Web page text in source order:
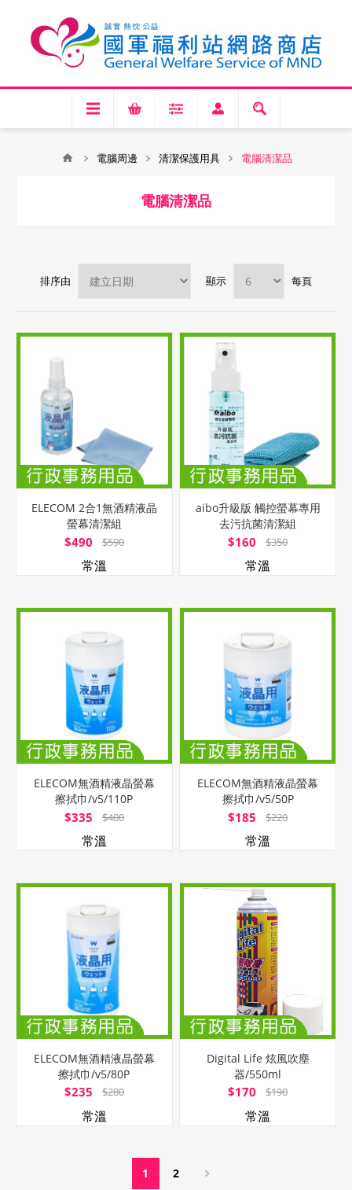
電腦周邊 清潔保護用具 電腦清潔品
電腦清潔品
排序由 顯示 每頁
ELECOM 2合1無酒精液晶
螢幕清潔組
$490 $590
常溫
aibo升級版 觸控螢幕專用
去污抗菌清潔組
$160 $350
常溫
ELECOM無酒精液晶螢幕
擦拭巾/v5/110P
$335 $400
常溫
ELECOM無酒精液晶螢幕
擦拭巾/v5/50P
$185 $220
常溫
ELECOM無酒精液晶螢幕
擦拭巾/v5/80P
$235 $280
常溫
Digital Life 炫風吹塵
器/550ml
$170 $190
常溫
1 2